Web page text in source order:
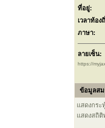
ที่อยู่:
เวลาท้อง
ภาษา:
ลายเซ็น:
https://
ข้อมูลสม
แสดงกร
แสดงสถิ